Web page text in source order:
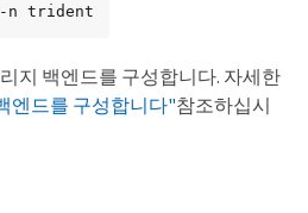
-n trident
지 백엔드를 구성합니다. 자세한
엔드를 구성합니다"참조하십시